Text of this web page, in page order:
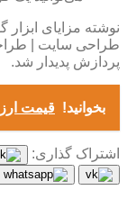
نوشته مزایای
طراحی سایت |
پردازش پدیدار شد.
بخوانید! قیمت
اشتراک گذاری: